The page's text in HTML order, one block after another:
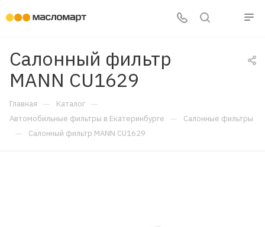
Салонный фильтр
MANN CU1629
Главная — Каталог —
Автомобильные фильтры в Екатеринбурге — Салонные фильтры
— Салонный фильтр MANN CU1629